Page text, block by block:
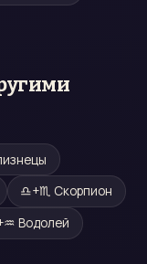
♎+♏ Скорпион
♒ Водолей